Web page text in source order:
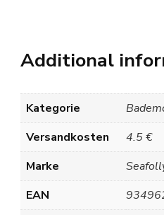
Additional
Kategorie
Versandkosten
4.5 €
Marke
EAN